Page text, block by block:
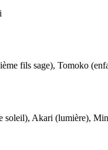
fils sage), Tomoko
soleil), Akari (lumière),